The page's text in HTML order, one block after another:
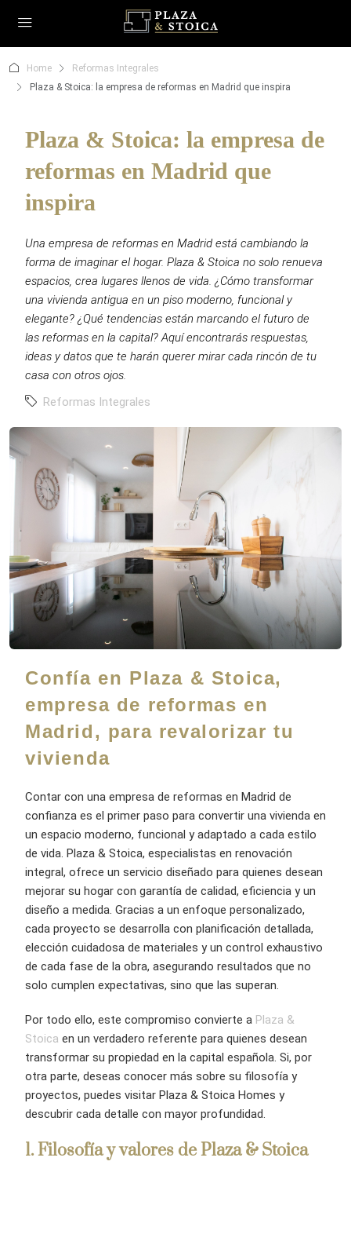
Home
Reformas Integrales
Plaza & Stoica: la empresa de reformas en Madrid que inspira
Plaza & Stoica: la empresa de
reformas en Madrid que
inspira
Una empresa de reformas en Madrid está cambiando la
forma de imaginar el hogar. Plaza & Stoica no solo renueva
espacios, crea lugares llenos de vida. ¿Cómo transformar
una vivienda antigua en un piso moderno, funcional y
elegante? ¿Qué tendencias están marcando el futuro de
las reformas en la capital? Aquí encontrarás respuestas,
ideas y datos que te harán querer mirar cada rincón de tu
casa con otros ojos.
Reformas Integrales
Confía en Plaza & Stoica,
empresa de reformas en
Madrid, para revalorizar tu
vivienda
Contar con una empresa de reformas en Madrid de
confianza es el primer paso para convertir una vivienda en
un espacio moderno, funcional y adaptado a cada estilo
de vida. Plaza & Stoica, especialistas en renovación
integral, ofrece un servicio diseñado para quienes desean
mejorar su hogar con garantía de calidad, eficiencia y un
diseño a medida. Gracias a un enfoque personalizado,
cada proyecto se desarrolla con planificación detallada,
elección cuidadosa de materiales y un control exhaustivo
de cada fase de la obra, asegurando resultados que no
solo cumplen expectativas, sino que las superan.
Por todo ello, este compromiso convierte a Plaza &
Stoica en un verdadero referente para quienes desean
transformar su propiedad en la capital española. Si, por
otra parte, deseas conocer más sobre su filosofía y
proyectos, puedes visitar Plaza & Stoica Homes y
descubrir cada detalle con mayor profundidad.
1. Filosofía y valores de Plaza & Stoica